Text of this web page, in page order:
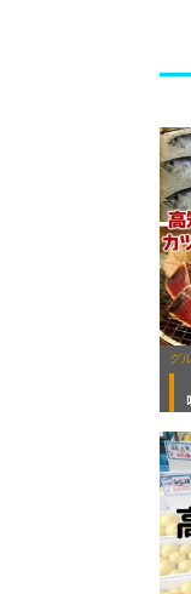
グ